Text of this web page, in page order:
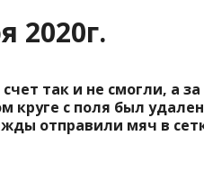
2020г.
так и не смогли, а
круге с поля был
отправили мяч в